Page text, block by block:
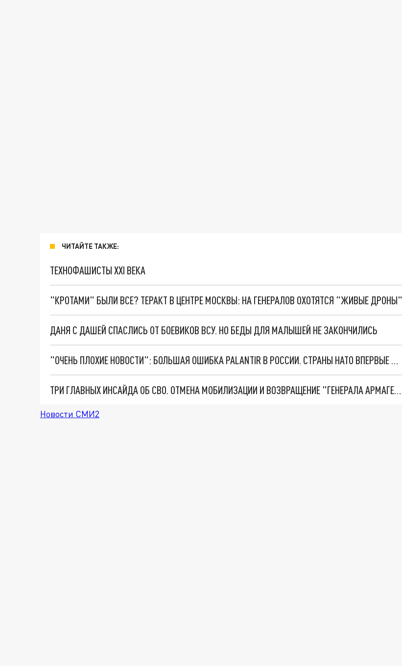
ЧИТАЙТЕ ТАКЖЕ:
ТЕХНОФАШИСТЫ XXI ВЕКА
"КРОТАМИ" БЫЛИ ВСЕ? ТЕРАКТ В ЦЕНТРЕ МОСКВЫ: НА ГЕНЕРАЛОВ ОХОТЯТСЯ "ЖИВЫЕ ДРОНЫ"
ДАНЯ С ДАШЕЙ СПАСЛИСЬ ОТ БОЕВИКОВ ВСУ. НО БЕДЫ ДЛЯ МАЛЫШЕЙ НЕ ЗАКОНЧИЛИСЬ
"ОЧЕНЬ ПЛОХИЕ НОВОСТИ": БОЛЬШАЯ ОШИБКА PALANTIR В РОССИИ. СТРАНЫ НАТО ВПЕРВЫЕ ЗА СВО ОСТАНОВИЛИ ПОСТАВКИ ОРУЖИЯ. ВСУ ТЕРЯЮТ ПРИГРАНИЧЬЕ?
ТРИ ГЛАВНЫХ ИНСАЙДА ОБ СВО. ОТМЕНА МОБИЛИЗАЦИИ И ВОЗВРАЩЕНИЕ "ГЕНЕРАЛА АРМАГЕДДОНА"? ОТЛИЧНЫЕ НОВОСТИ, КОТОРЫЕ ЖДАЛИ ВСЕ
Новости СМИ2